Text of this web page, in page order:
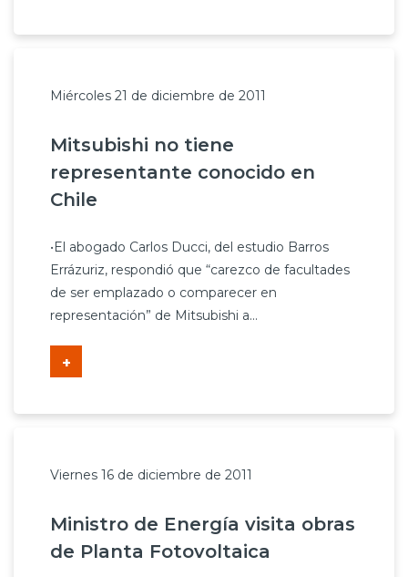
Miércoles 21 de diciembre de 2011
Mitsubishi no tiene
representante conocido en
Chile
•El abogado Carlos Ducci, del estudio Barros
Errázuriz, respondió que “carezco de facultades
de ser emplazado o comparecer en
representación” de Mitsubishi a...
+
Viernes 16 de diciembre de 2011
Ministro de Energía visita obras
de Planta Fotovoltaica